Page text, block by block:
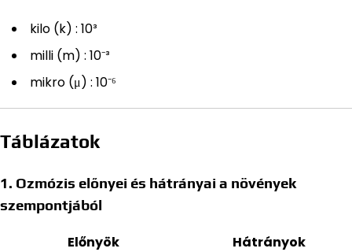
kilo (k) : 10³
milli (m) : 10⁻³
mikro (μ) : 10⁻⁶
Táblázatok
1. Ozmózis előnyei és hátrányai a növények
szempontjából
Előnyök
Hátrányok